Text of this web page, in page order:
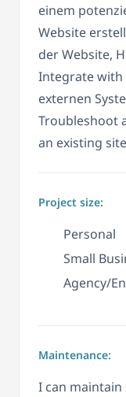
einem
Website
der Website,
Integrate with
externen
Troubleshoot
an existing
Project size:
Personal
Small
Agency/
Maintenance:
I can maintain